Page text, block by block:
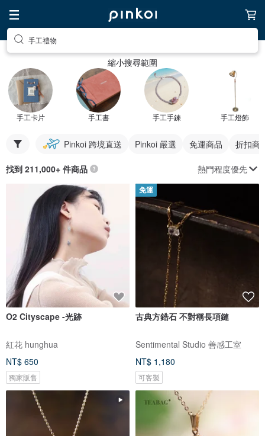
手工禮物
縮小搜尋範圍
手工卡片 手工書 手工手鍊 手工燈飾
Pinkoi 跨境直送 Pinkoi 嚴選 免運商品 折扣商
找到 211,000+ 件商品 熱門程度優先
O2 Cityscape -光跡
紅花 hunghua
NT$ 650
獨家販售
免運
古典方鋯石 不對稱長項鏈
Sentimental Studio 善感工室
NT$ 1,180
可客製